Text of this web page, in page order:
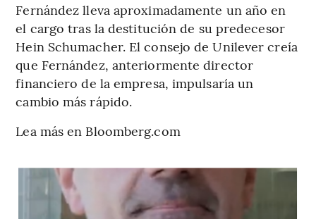
Fernández lleva aproximadamente un año en
el cargo tras la destitución de su predecesor
Hein Schumacher. El consejo de Unilever creía
que Fernández, anteriormente director
financiero de la empresa, impulsaría un
cambio más rápido.
Lea más en Bloomberg.com